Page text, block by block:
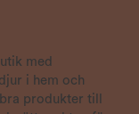
med
i hem och
produkter till